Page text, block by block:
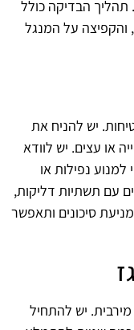
תהליך הבדיקה כולל
והקפיצה על המנגל
יש להניח את
או עצים. יש לוודא
נפילות או
עם תשתיות דליקות,
סיכונים ותאפשר
יש להתחיל